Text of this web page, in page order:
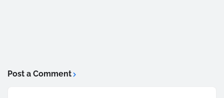
Post a Comment